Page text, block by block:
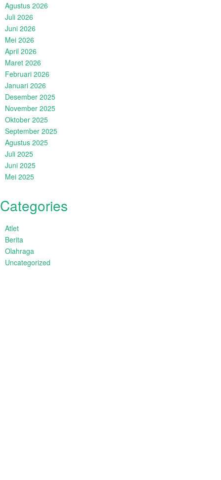
Agustus 2026
Juli 2026
Juni 2026
Mei 2026
April 2026
Maret 2026
Februari 2026
Januari 2026
Desember 2025
November 2025
Oktober 2025
September 2025
Agustus 2025
Juli 2025
Juni 2025
Mei 2025
Categories
Atlet
Berita
Olahraga
Uncategorized